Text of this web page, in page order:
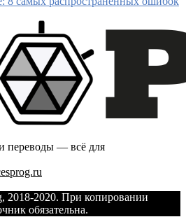
переводы — всё для
2018-2020. При копировании
обязательна.